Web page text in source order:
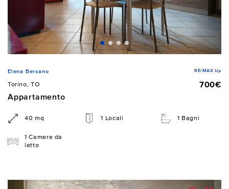
Elena Bersano RE/MAX Up
Torino, TO
700€
Appartamento
40 mq 1 Locali 1 Bagni
1 Camere da
letto